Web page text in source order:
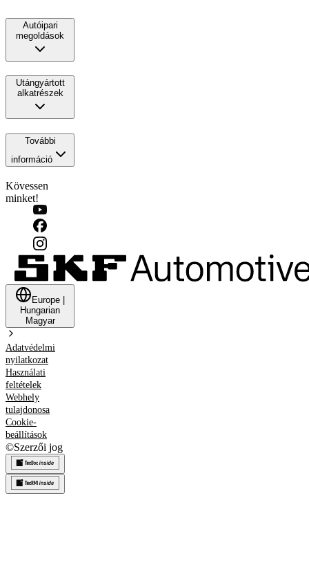
Autóipari
megoldások
Utángyártott
alkatrészek
További
információ
Kövessen
minket!
Europe
Hungarian
Magyar
Adatvédelmi
nyilatkozat
Használati
feltételek
Webhely
tulajdonosa
Cookie-
beállítások
©Szerzői jog